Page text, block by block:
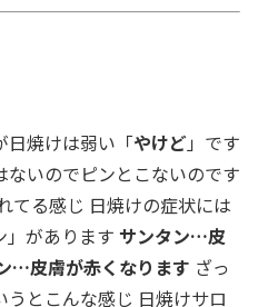
日焼けは弱い「やけど」です
いのでピンとこないのです
てる感じ 日焼けの症状には
」があります サンタン…皮
…皮膚が赤くなります ざっ
とこんな感じ 日焼けサロ